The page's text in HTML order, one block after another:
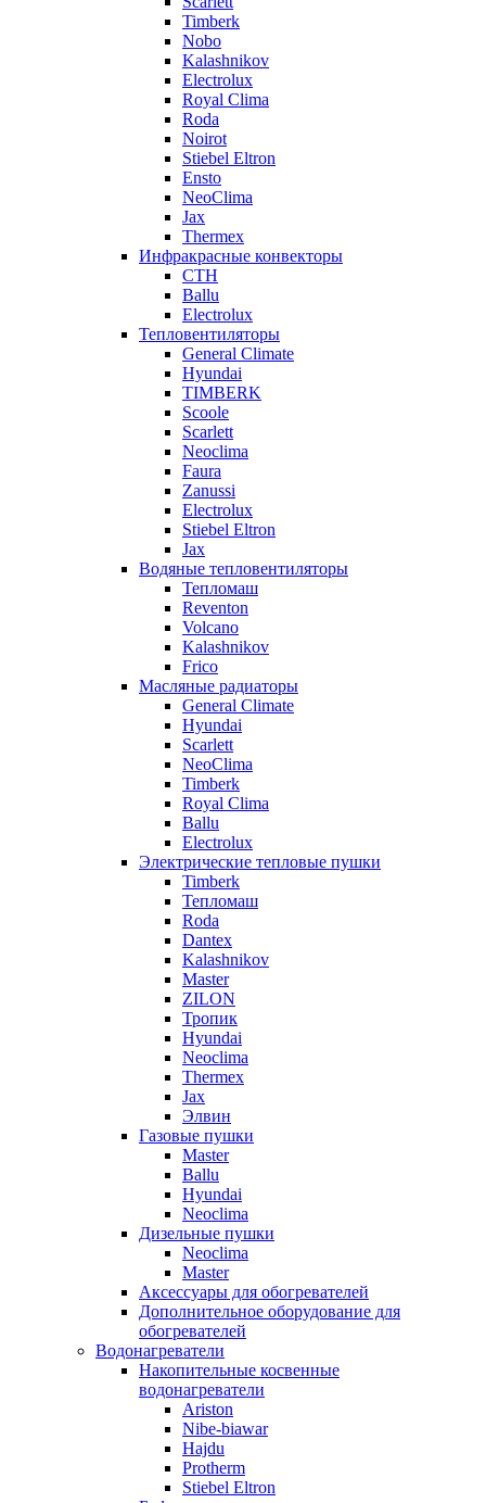
Timberk
Nobo
Kalashnikov
Electrolux
Royal Clima
Roda
Noirot
Stiebel Eltron
Ensto
NeoClima
Jax
Thermex
Инфракрасные конвекторы
CTH
Ballu
Electrolux
Тепловентиляторы
General Climate
Hyundai
TIMBERK
Scoole
Scarlett
Neoclima
Faura
Zanussi
Electrolux
Stiebel Eltron
Jax
Водяные тепловентиляторы
Тепломаш
Reventon
Volcano
Kalashnikov
Frico
Масляные радиаторы
General Climate
Hyundai
Scarlett
NeoClima
Timberk
Royal Clima
Ballu
Electrolux
Электрические тепловые пушки
Timberk
Тепломаш
Roda
Dantex
Kalashnikov
Master
ZILON
Тропик
Hyundai
Neoclima
Thermex
Jax
Элвин
Газовые пушки
Master
Ballu
Hyundai
Neoclima
Дизельные пушки
Neoclima
Master
Аксессуары для обогревателей
Дополнительное оборудование для
обогревателей
Водонагреватели
Накопительные косвенные
водонагреватели
Ariston
Nibe-biawar
Hajdu
Protherm
Stiebel Eltron